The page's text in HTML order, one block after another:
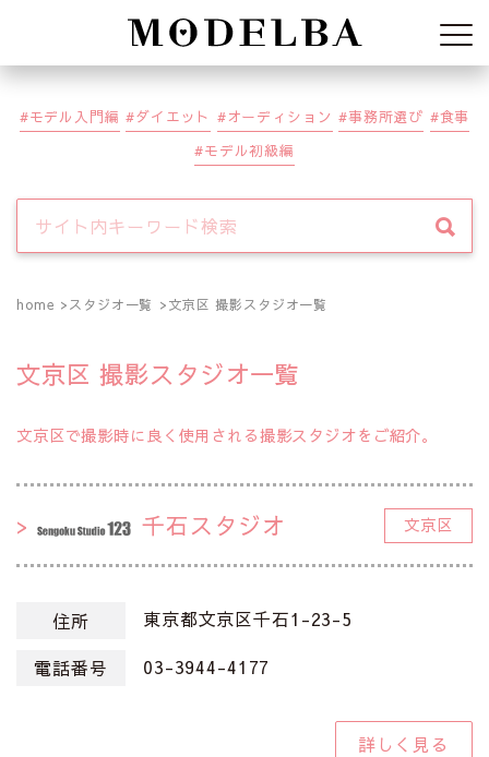
Modelba
モデル入門編 ダイエット オーディション 事務所選び
食事
モデル初級編
home スタジオ一覧 文京区 撮影スタジオ一覧
文京区 撮影スタジオ一覧
文京区で撮影時に良く使用される撮影スタジオをご紹介。
千石スタジオ 文京区
住所 東京都文京区千石1-23-5
電話番号 03-3944-4177
詳しく見る